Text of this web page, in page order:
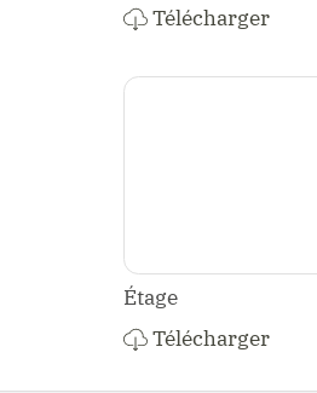
Télécharger
Étage
Télécharger